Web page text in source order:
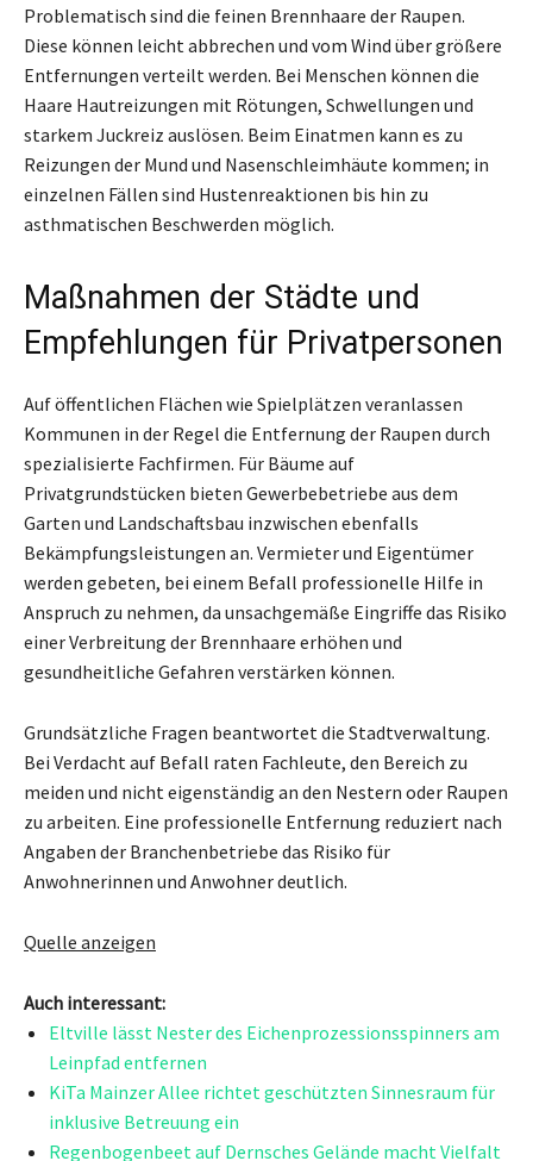
Problematisch sind die feinen Brennhaare der Raupen.
Diese können leicht abbrechen und vom Wind über größere
Entfernungen verteilt werden. Bei Menschen können die
Haare Hautreizungen mit Rötungen, Schwellungen und
starkem Juckreiz auslösen. Beim Einatmen kann es zu
Reizungen der Mund und Nasenschleimhäute kommen; in
einzelnen Fällen sind Hustenreaktionen bis hin zu
asthmatischen Beschwerden möglich.
Maßnahmen der Städte und
Empfehlungen für Privatpersonen
Auf öffentlichen Flächen wie Spielplätzen veranlassen
Kommunen in der Regel die Entfernung der Raupen durch
spezialisierte Fachfirmen. Für Bäume auf
Privatgrundstücken bieten Gewerbebetriebe aus dem
Garten und Landschaftsbau inzwischen ebenfalls
Bekämpfungsleistungen an. Vermieter und Eigentümer
werden gebeten, bei einem Befall professionelle Hilfe in
Anspruch zu nehmen, da unsachgemäße Eingriffe das Risiko
einer Verbreitung der Brennhaare erhöhen und
gesundheitliche Gefahren verstärken können.
Grundsätzliche Fragen beantwortet die Stadtverwaltung.
Bei Verdacht auf Befall raten Fachleute, den Bereich zu
meiden und nicht eigenständig an den Nestern oder Raupen
zu arbeiten. Eine professionelle Entfernung reduziert nach
Angaben der Branchenbetriebe das Risiko für
Anwohnerinnen und Anwohner deutlich.
Quelle anzeigen
Auch interessant:
Eltville lässt Nester des Eichenprozessionsspinners am
Leinpfad entfernen
KiTa Mainzer Allee richtet geschützten Sinnesraum für
inklusive Betreuung ein
Regenbogenbeet auf Dernsches Gelände macht Vielfalt